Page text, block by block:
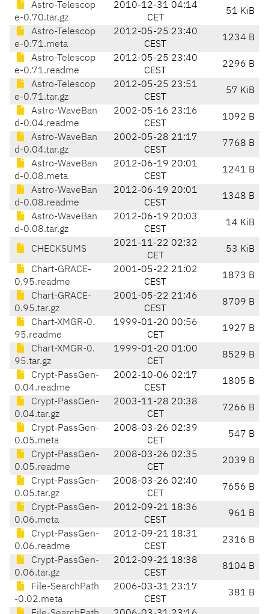
Astro-Telescop
e-0.70.tar.gz
2010-12-31 04:14
CET
51 KiB
Astro-Telescop
e-0.71.meta
2012-05-25 23:40
CEST
1234 B
Astro-Telescop
e-0.71.readme
2012-05-25 23:40
CEST
2296 B
Astro-Telescop
e-0.71.tar.gz
2012-05-25 23:51
CEST
57 KiB
Astro-WaveBan
d-0.04.readme
2002-05-16 23:16
CEST
1092 B
Astro-WaveBan
d-0.04.tar.gz
2002-05-28 21:17
CEST
7768 B
Astro-WaveBan
d-0.08.meta
2012-06-19 20:01
CEST
1241 B
Astro-WaveBan
d-0.08.readme
2012-06-19 20:01
CEST
1348 B
Astro-WaveBan
d-0.08.tar.gz
2012-06-19 20:03
CEST
14 KiB
CHECKSUMS
2021-11-22 02:32
CET
53 KiB
Chart-GRACE-
0.95.readme
2001-05-22 21:02
CEST
1873 B
Chart-GRACE-
0.95.tar.gz
2001-05-22 21:46
CEST
8709 B
Chart-XMGR-0.
95.readme
1999-01-20 00:56
CET
1927 B
Chart-XMGR-0.
95.tar.gz
1999-01-20 01:00
CET
8529 B
Crypt-PassGen-
0.04.readme
2002-10-06 02:17
CEST
1805 B
Crypt-PassGen-
0.04.tar.gz
2003-11-28 20:38
CET
7266 B
Crypt-PassGen-
0.05.meta
2008-03-26 02:39
CET
547 B
Crypt-PassGen-
0.05.readme
2008-03-26 02:35
CET
2039 B
Crypt-PassGen-
0.05.tar.gz
2008-03-26 02:40
CET
7656 B
Crypt-PassGen-
0.06.meta
2012-09-21 18:36
CEST
961 B
Crypt-PassGen-
0.06.readme
2012-09-21 18:31
CEST
2316 B
Crypt-PassGen-
0.06.tar.gz
2012-09-21 18:38
CEST
8104 B
File-SearchPath
-0.02.meta
2006-03-31 23:17
CEST
381 B